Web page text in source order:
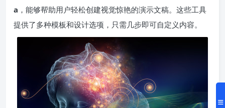
a ，能够帮助用户轻松创建视觉惊艳的演示文稿。这些工具
提供了多种模板和设计选项，只需几步即可自定义内容。